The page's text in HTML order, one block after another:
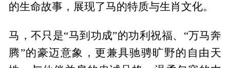
的生命故事，展现了马的特质与生肖文化。
马，不只是“马到功成”的功利祝福、“万马奔
腾”的豪迈意象，更兼具驰骋旷野的自由天